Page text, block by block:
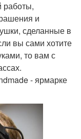
работы,
и
сделанные в
вы сами хотите
то вам с
- ярмарке